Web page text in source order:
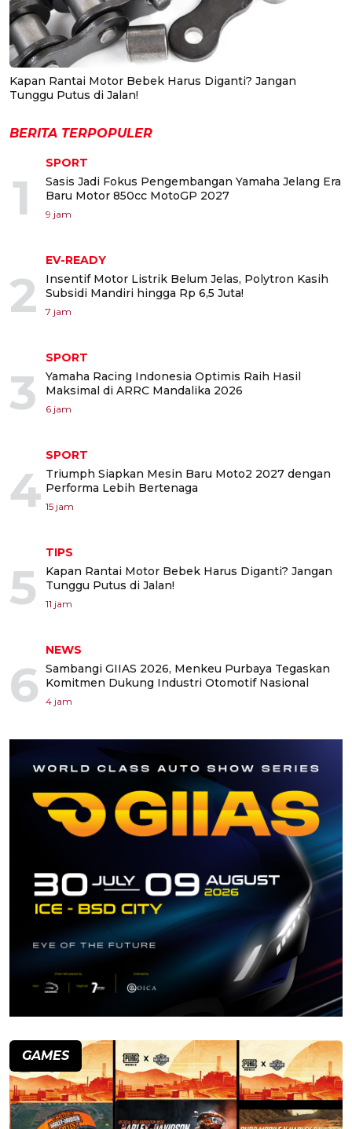
Kapan Rantai Motor Bebek Harus Diganti? Jangan
Tunggu Putus di Jalan!
BERITA TERPOPULER
1
SPORT
Sasis Jadi Fokus Pengembangan Yamaha Jelang Era
Baru Motor 850cc MotoGP 2027
9 jam
2
EV-READY
Insentif Motor Listrik Belum Jelas, Polytron Kasih
Subsidi Mandiri hingga Rp 6,5 Juta!
7 jam
3
SPORT
Yamaha Racing Indonesia Optimis Raih Hasil
Maksimal di ARRC Mandalika 2026
6 jam
4
SPORT
Triumph Siapkan Mesin Baru Moto2 2027 dengan
Performa Lebih Bertenaga
15 jam
5
TIPS
Kapan Rantai Motor Bebek Harus Diganti? Jangan
Tunggu Putus di Jalan!
11 jam
6
NEWS
Sambangi GIIAS 2026, Menkeu Purbaya Tegaskan
Komitmen Dukung Industri Otomotif Nasional
4 jam
GAMES